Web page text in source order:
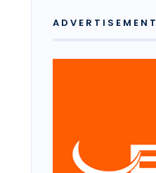
ADVERTISEMENT